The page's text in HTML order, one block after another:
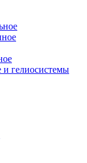
и гелиосистемы